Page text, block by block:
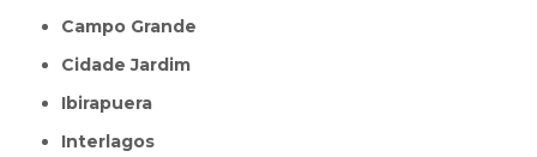
Campo Grande
Cidade Jardim
Ibirapuera
Interlagos